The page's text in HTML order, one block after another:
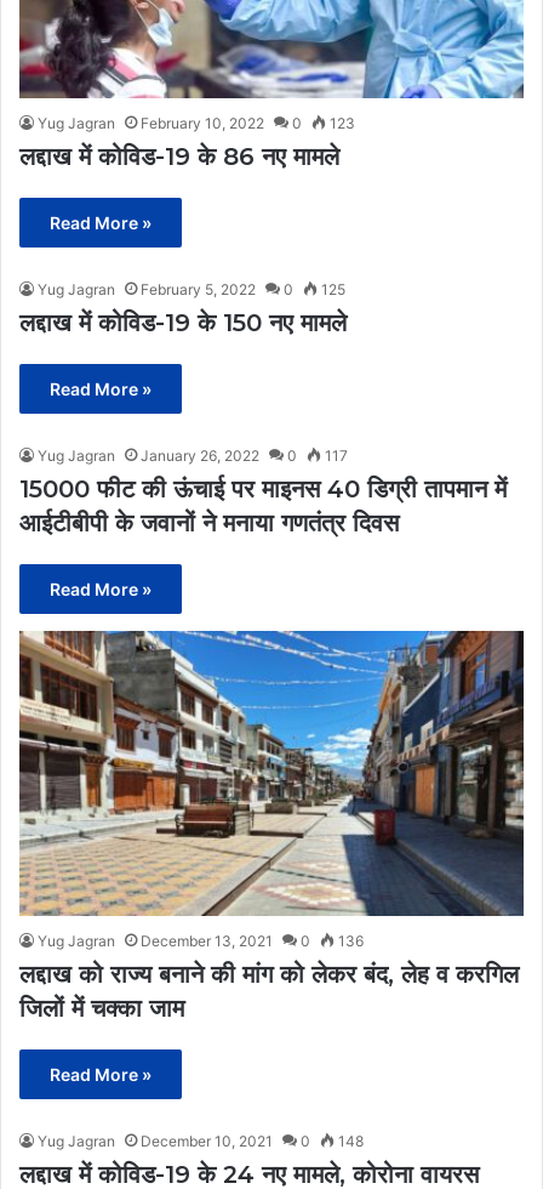
Yug Jagran February 10, 2022 0 123
लद्दाख में कोविड-19 के 86 नए मामले
Read More »
Yug Jagran February 5, 2022 0 125
लद्दाख में कोविड-19 के 150 नए मामले
Read More »
Yug Jagran January 26, 2022 0 117
15000 फीट की ऊंचाई पर माइनस 40 डिग्री तापमान में
आईटीबीपी के जवानों ने मनाया गणतंत्र दिवस
Read More »
Yug Jagran December 13, 2021 0 136
लद्दाख को राज्य बनाने की मांग को लेकर बंद, लेह व करगिल
जिलों में चक्का जाम
Read More »
Yug Jagran December 10, 2021 0 148
लद्दाख में कोविड-19 के 24 नए मामले, कोरोना वायरस